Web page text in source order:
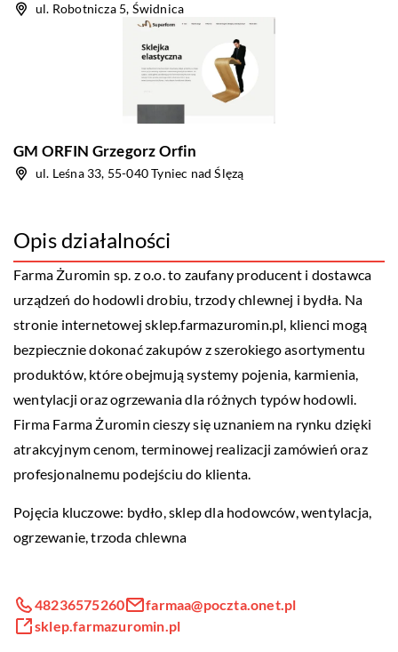
ul. Robotnicza 5, Świdnica
GM ORFIN Grzegorz Orfin
ul. Leśna 33, 55-040 Tyniec nad Ślęzą
Opis działalności
Farma Żuromin sp. z o.o. to zaufany producent i dostawca
urządzeń do hodowli drobiu, trzody chlewnej i bydła. Na
stronie internetowej sklep.farmazuromin.pl, klienci mogą
bezpiecznie dokonać zakupów z szerokiego asortymentu
produktów, które obejmują systemy pojenia, karmienia,
wentylacji oraz ogrzewania dla różnych typów hodowli.
Firma Farma Żuromin cieszy się uznaniem na rynku dzięki
atrakcyjnym cenom, terminowej realizacji zamówień oraz
profesjonalnemu podejściu do klienta.
Pojęcia kluczowe: bydło,sklep dla hodowców, wentylacja,
ogrzewanie, trzoda chlewna
48236575260
farmaa@poczta.onet.pl
sklep.farmazuromin.pl